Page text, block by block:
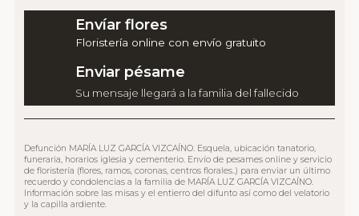
Envíar flores
Floristería online con envío gratuito
Enviar pésame
Su mensaje llegará a la familia del fallecido
Defunción MARÍA LUZ GARCÍA VIZCAÍNO. Esquela, ubicación tanatorio,
funeraria, horarios iglesia y cementerio. Envío de pesames online y servicio
de floristería (flores, ramos, coronas, centros florales..) para enviar un último
recuerdo y condolencias a la familia de MARÍA LUZ GARCÍA VIZCAÍNO.
Información sobre las misas y el entierro del difunto así como del velatorio
y la capilla ardiente.